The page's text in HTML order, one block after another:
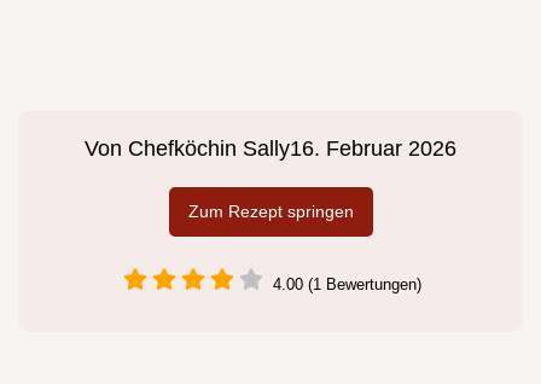
Von Chefköchin Sally16. Februar 2026
Zum Rezept springen
4.00 (1 Bewertungen)